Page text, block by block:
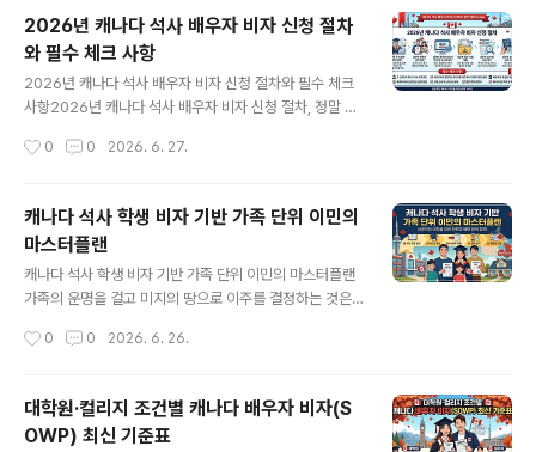
만 2026년 현재, 많은 유학생이 "졸업만 하면 당연히 3년
짜리 비자가 나오겠지"라며 안일하게 접근하다가 예상치
못한 비자 거절이나 기간 단축이라는 치명적인 함정에 빠
지고 있습니다. 캐나다 이민부(IRCC)의 이민 행정은 결코
신청자의 사정을 봐주는 자선 단체가 아니며, 단 한 가지의
정착의 꿈을 송두리째 무너뜨리는 파멸적 결과를 초래할
2026년 캐나다 석사 배우자 비자 신청 절차
와 필수 체크 사항
2026년 캐나다 석사 배우자 비자 신청 절차와 필수 체크
사항2026년 캐나다 석사 배우자 비자 신청 절차, 정말 이
에서 승리하기 위해 배수진을 친 가족들에게, 배우자 오픈
은 주 신청자가 학업이라는 장기전에 몰입하는 동안 가족
의 재무적 생명줄을 방어하고, 영주권이라는 최종 목적지
에 도달하기 위해 현지 경력 점수를 쌍포로 쌓아 올릴 가장
강력한 무기입니다. 하지만 2026년 현재, 이민부(IRCC)
의 규정이 무자비하게 개편되면서 "준비하면 당연히 나오
로 돌아옵니다. 비자 승인과 거절의 차이는 한 끗 차이의 디
0 0 2026. 6. 27.
캐나다 석사 학생 비자 기반 가족 단위 이민의
마스터플랜
캐나다 석사 학생 비자 기반 가족 단위 이민의 마스터플랜
가족의 운명을 걸고 미지의 땅으로 이주를 결정하는 것은
히 온 가족이 함께 움직이는 캐나다 정착 프로세스는 단순
그리고 자녀의 교육 환경까지 유기적으로 맞물려 돌아가야
하는 정밀한 시스템 엔지니어링입니다. 최근 캐나다 이민
부의 정책 기조가 예측 불가능하게 요동치면서 많은 지원
0 0 2026. 6. 26.
대학원·컬리지 조건별 캐나다 배우자 비자(S
OWP) 최신 기준표